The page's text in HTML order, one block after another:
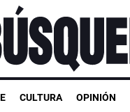
CULTURA OPINIÓN